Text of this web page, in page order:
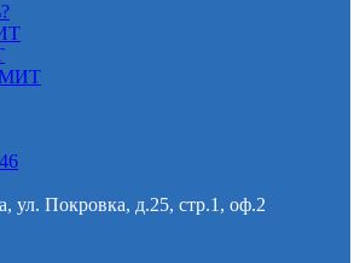
ул. Покровка, д.25, стр.1, оф.2